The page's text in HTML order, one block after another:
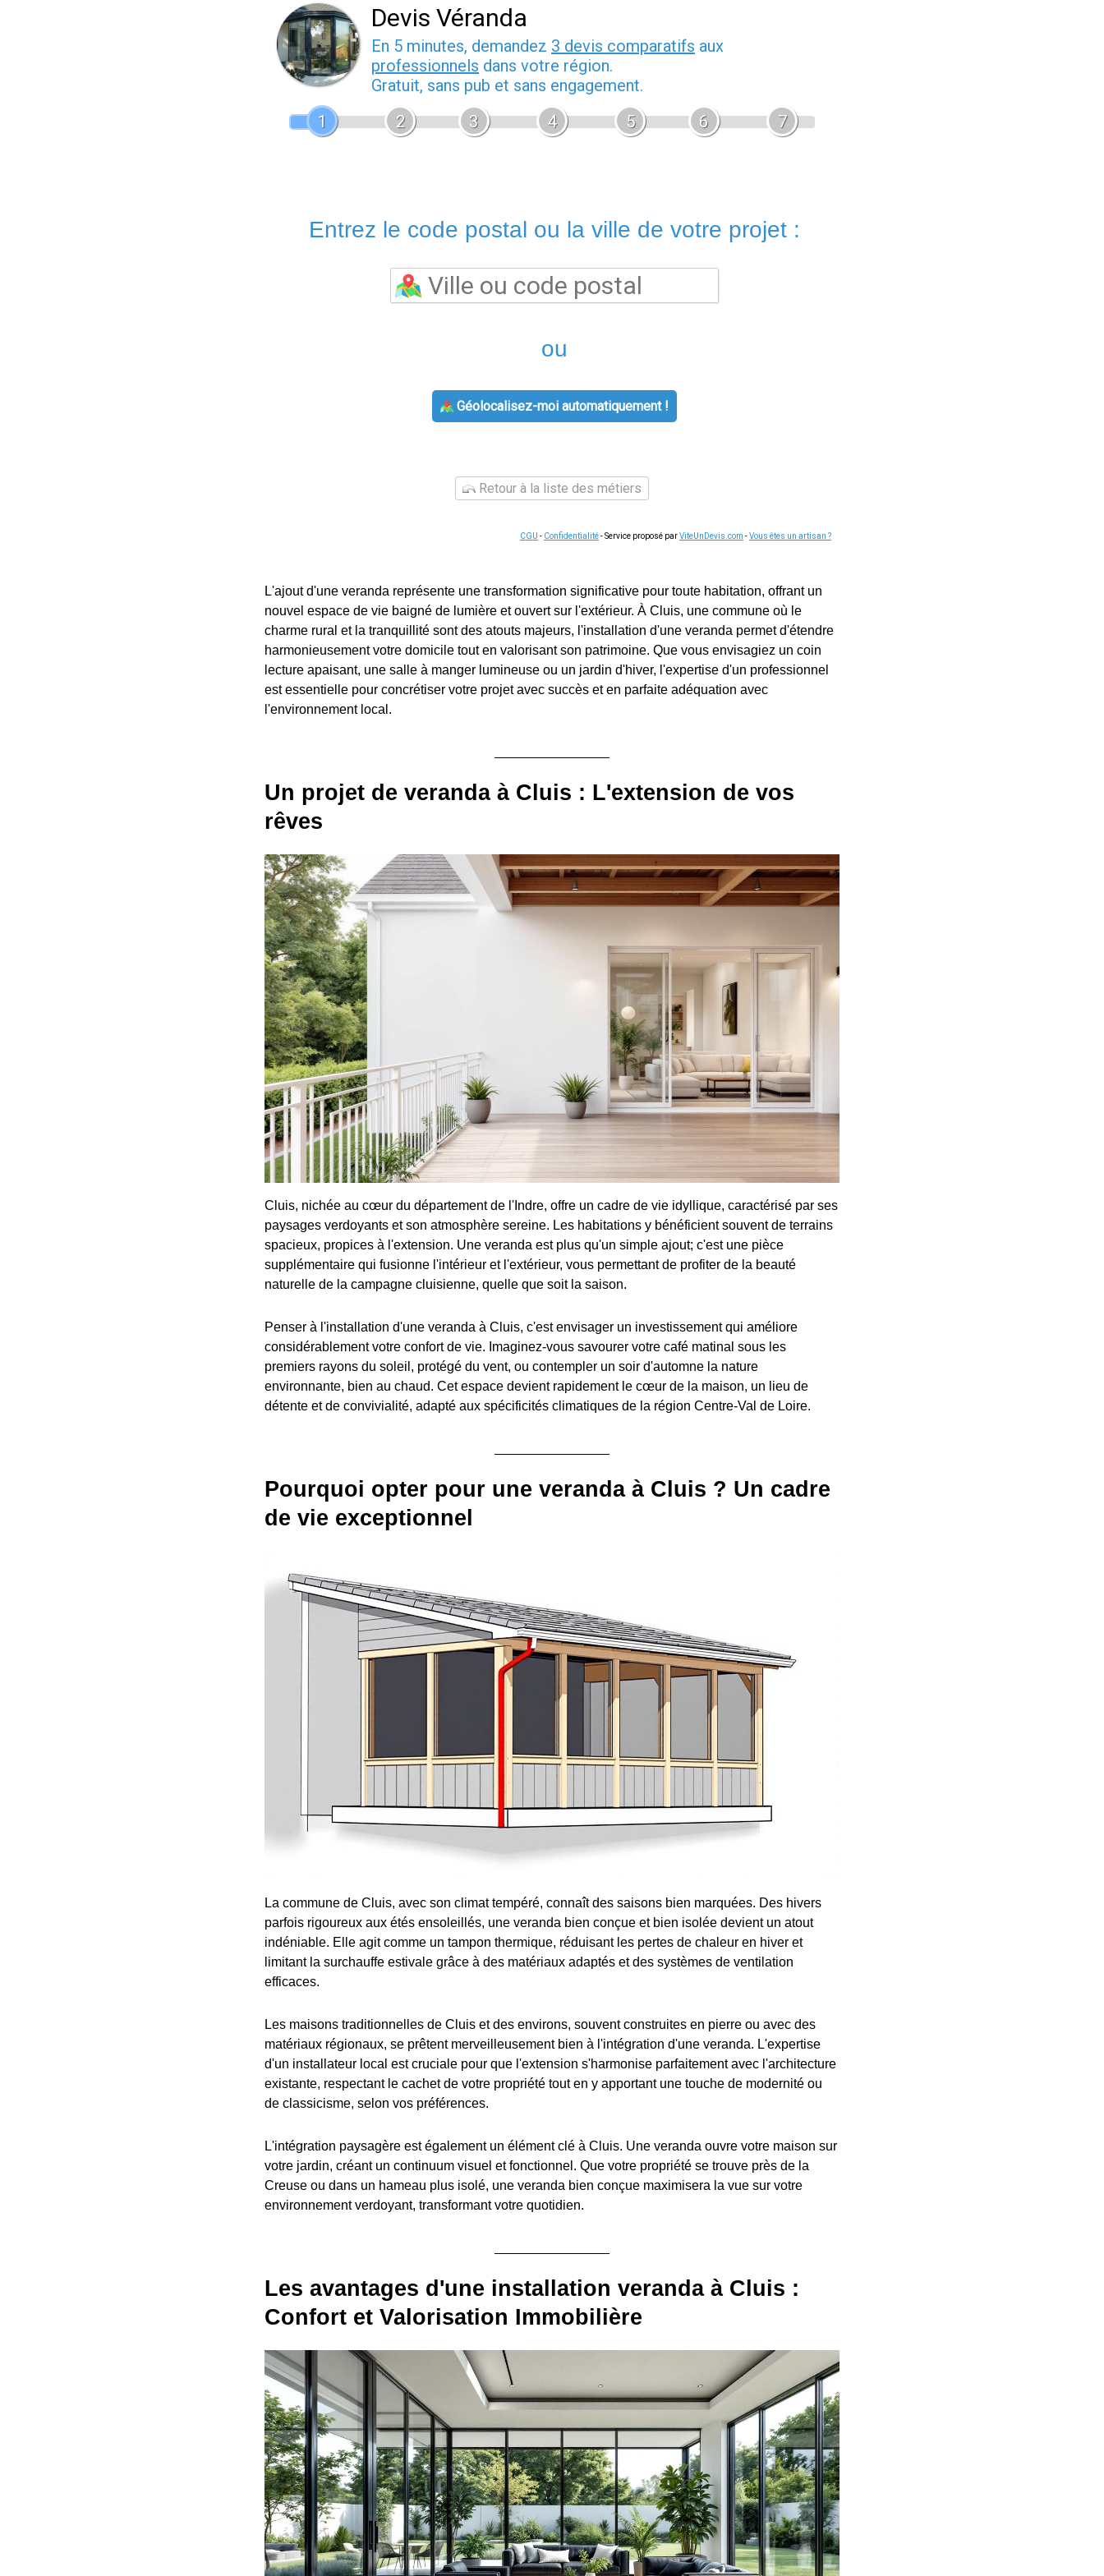
Devis Véranda
En 5 minutes, demandez 3 devis comparatifs aux
professionnels dans votre région.
Gratuit, sans pub et sans engagement.
1
2 3 4 5 6 7
Entrez le code postal ou la ville de votre projet :
ou
Géolocalisez-moi automatiquement !
Retour à la liste des métiers
CGU - Confidentialité- Service proposé parViteUnDevis.com -Vous êtes un artisan ?
L'ajout d'une veranda représente une transformation significative pour toute habitation, offrant un
nouvel espace de vie baigné de lumière et ouvert sur l'extérieur. À Cluis, une commune où le
charme rural et la tranquillité sont des atouts majeurs, l'installation d'une veranda permet d'étendre
harmonieusement votre domicile tout en valorisant son patrimoine. Que vous envisagiez un coin
lecture apaisant, une salle à manger lumineuse ou un jardin d'hiver, l'expertise d'un professionnel
est essentielle pour concrétiser votre projet avec succès et en parfaite adéquation avec
l'environnement local.
Un projet de veranda à Cluis : L'extension de vos
rêves
Cluis, nichée au cœur du département de l'Indre, offre un cadre de vie idyllique, caractérisé par ses
paysages verdoyants et son atmosphère sereine. Les habitations y bénéficient souvent de terrains
spacieux, propices à l'extension. Une veranda est plus qu'un simple ajout; c'est une pièce
supplémentaire qui fusionne l'intérieur et l'extérieur, vous permettant de profiter de la beauté
naturelle de la campagne cluisienne, quelle que soit la saison.
Penser à l'installation d'une veranda à Cluis, c'est envisager un investissement qui améliore
considérablement votre confort de vie. Imaginez-vous savourer votre café matinal sous les
premiers rayons du soleil, protégé du vent, ou contempler un soir d'automne la nature
environnante, bien au chaud. Cet espace devient rapidement le cœur de la maison, un lieu de
détente et de convivialité, adapté aux spécificités climatiques de la région Centre-Val de Loire.
Pourquoi opter pour une veranda à Cluis ? Un cadre
de vie exceptionnel
La commune de Cluis, avec son climat tempéré, connaît des saisons bien marquées. Des hivers
parfois rigoureux aux étés ensoleillés, une veranda bien conçue et bien isolée devient un atout
indéniable. Elle agit comme un tampon thermique, réduisant les pertes de chaleur en hiver et
limitant la surchauffe estivale grâce à des matériaux adaptés et des systèmes de ventilation
efficaces.
Les maisons traditionnelles de Cluis et des environs, souvent construites en pierre ou avec des
matériaux régionaux, se prêtent merveilleusement bien à l'intégration d'une veranda. L'expertise
d'un installateur local est cruciale pour que l'extension s'harmonise parfaitement avec l'architecture
existante, respectant le cachet de votre propriété tout en y apportant une touche de modernité ou
de classicisme, selon vos préférences.
L'intégration paysagère est également un élément clé à Cluis. Une veranda ouvre votre maison sur
votre jardin, créant un continuum visuel et fonctionnel. Que votre propriété se trouve près de la
Creuse ou dans un hameau plus isolé, une veranda bien conçue maximisera la vue sur votre
environnement verdoyant, transformant votre quotidien.
Les avantages d'une installation veranda à Cluis :
Confort et Valorisation Immobilière